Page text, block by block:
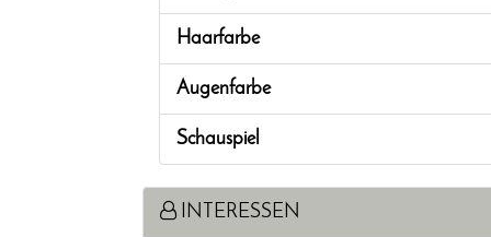
Haarfarbe
Augenfarbe
Schauspiel
INTERESSEN